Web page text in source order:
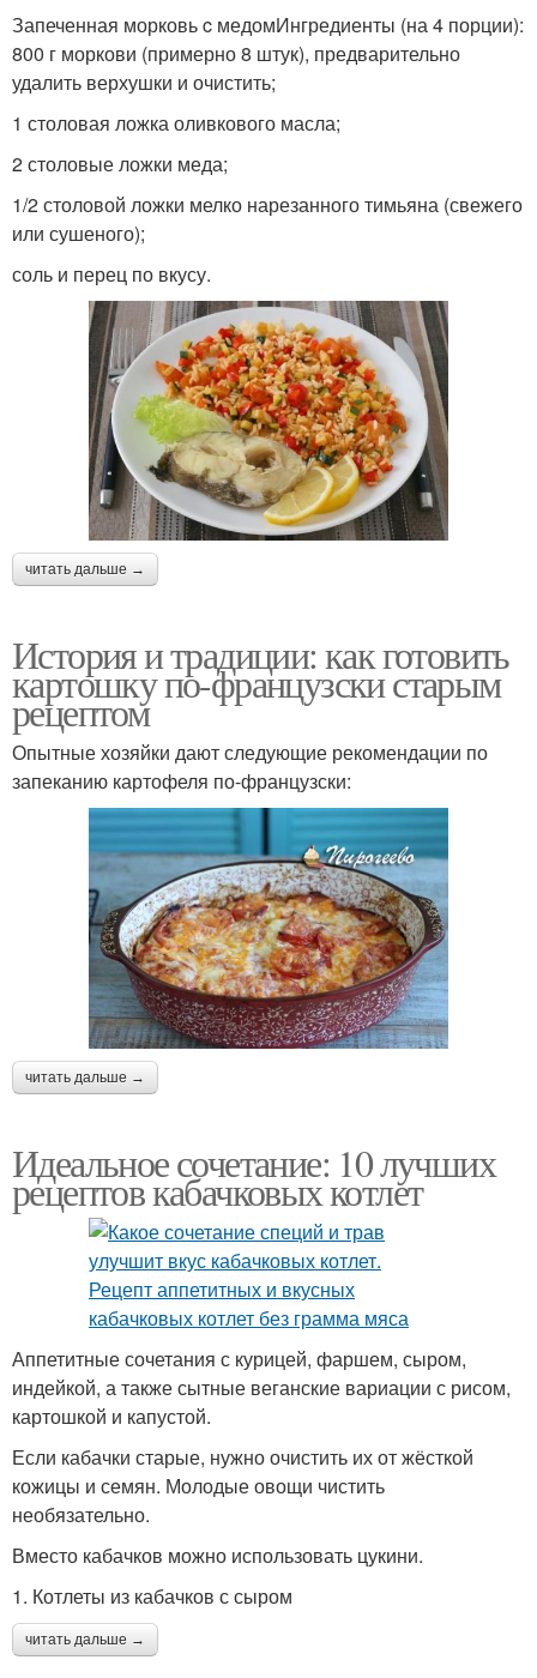
Запеченная морковь c медомИнгредиенты (на 4 порции):
800 г моркови (примерно 8 штук), предварительно
удалить верхушки и очистить;
1 столовая ложка оливкового масла;
2 столовые ложки меда;
1/2 столовой ложки мелко нарезанного тимьяна (свежего
или сушеного);
соль и перец по вкусу.
читать дальше →
История и традиции: как готовить
картошку по-французски старым
рецептом
Опытные хозяйки дают следующие рекомендации по
запеканию картофеля по-французски:
читать дальше →
Идеальное сочетание: 10 лучших
рецептов кабачковых котлет
Аппетитные сочетания с курицей, фаршем, сыром,
индейкой, а также сытные веганские вариации с рисом,
картошкой и капустой.
Если кабачки старые, нужно очистить их от жёсткой
кожицы и семян. Молодые овощи чистить
необязательно.
Вместо кабачков можно использовать цукини.
1. Котлеты из кабачков с сыром
читать дальше →